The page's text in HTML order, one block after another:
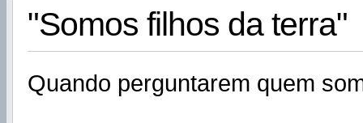
"Somos filhos da terra"
Quando perguntarem quem